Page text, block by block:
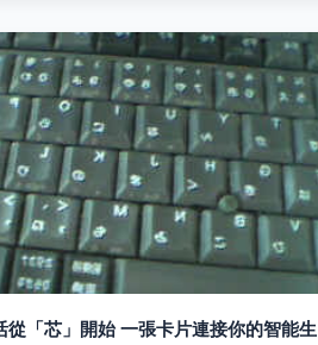
從「芯」開始 一張卡片連接你的智能生